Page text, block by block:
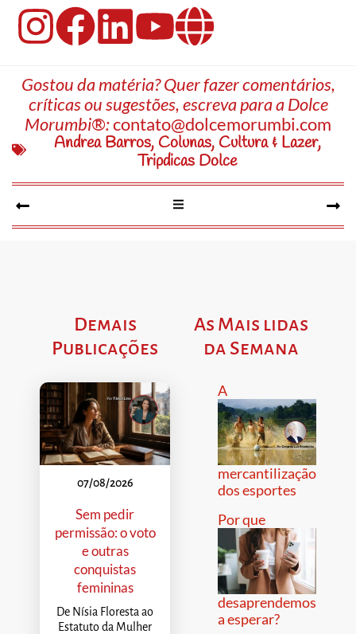
Gostou da matéria? Quer fazer comentários,
críticas ou sugestões, escreva para a Dolce
Morumbi®:contato@dolcemorumbi.com
Andrea Barros, Colunas, Cultura & Lazer,
Tripdicas Dolce
Demais
Publicações
07/08/2026
Sem pedir
permissão: o voto
e outras
conquistas
femininas
De Nísia Floresta ao
Estatuto da Mulher
As Mais lidas
da Semana
A
mercantilização
dos esportes
Por que
desaprendemos
a esperar?